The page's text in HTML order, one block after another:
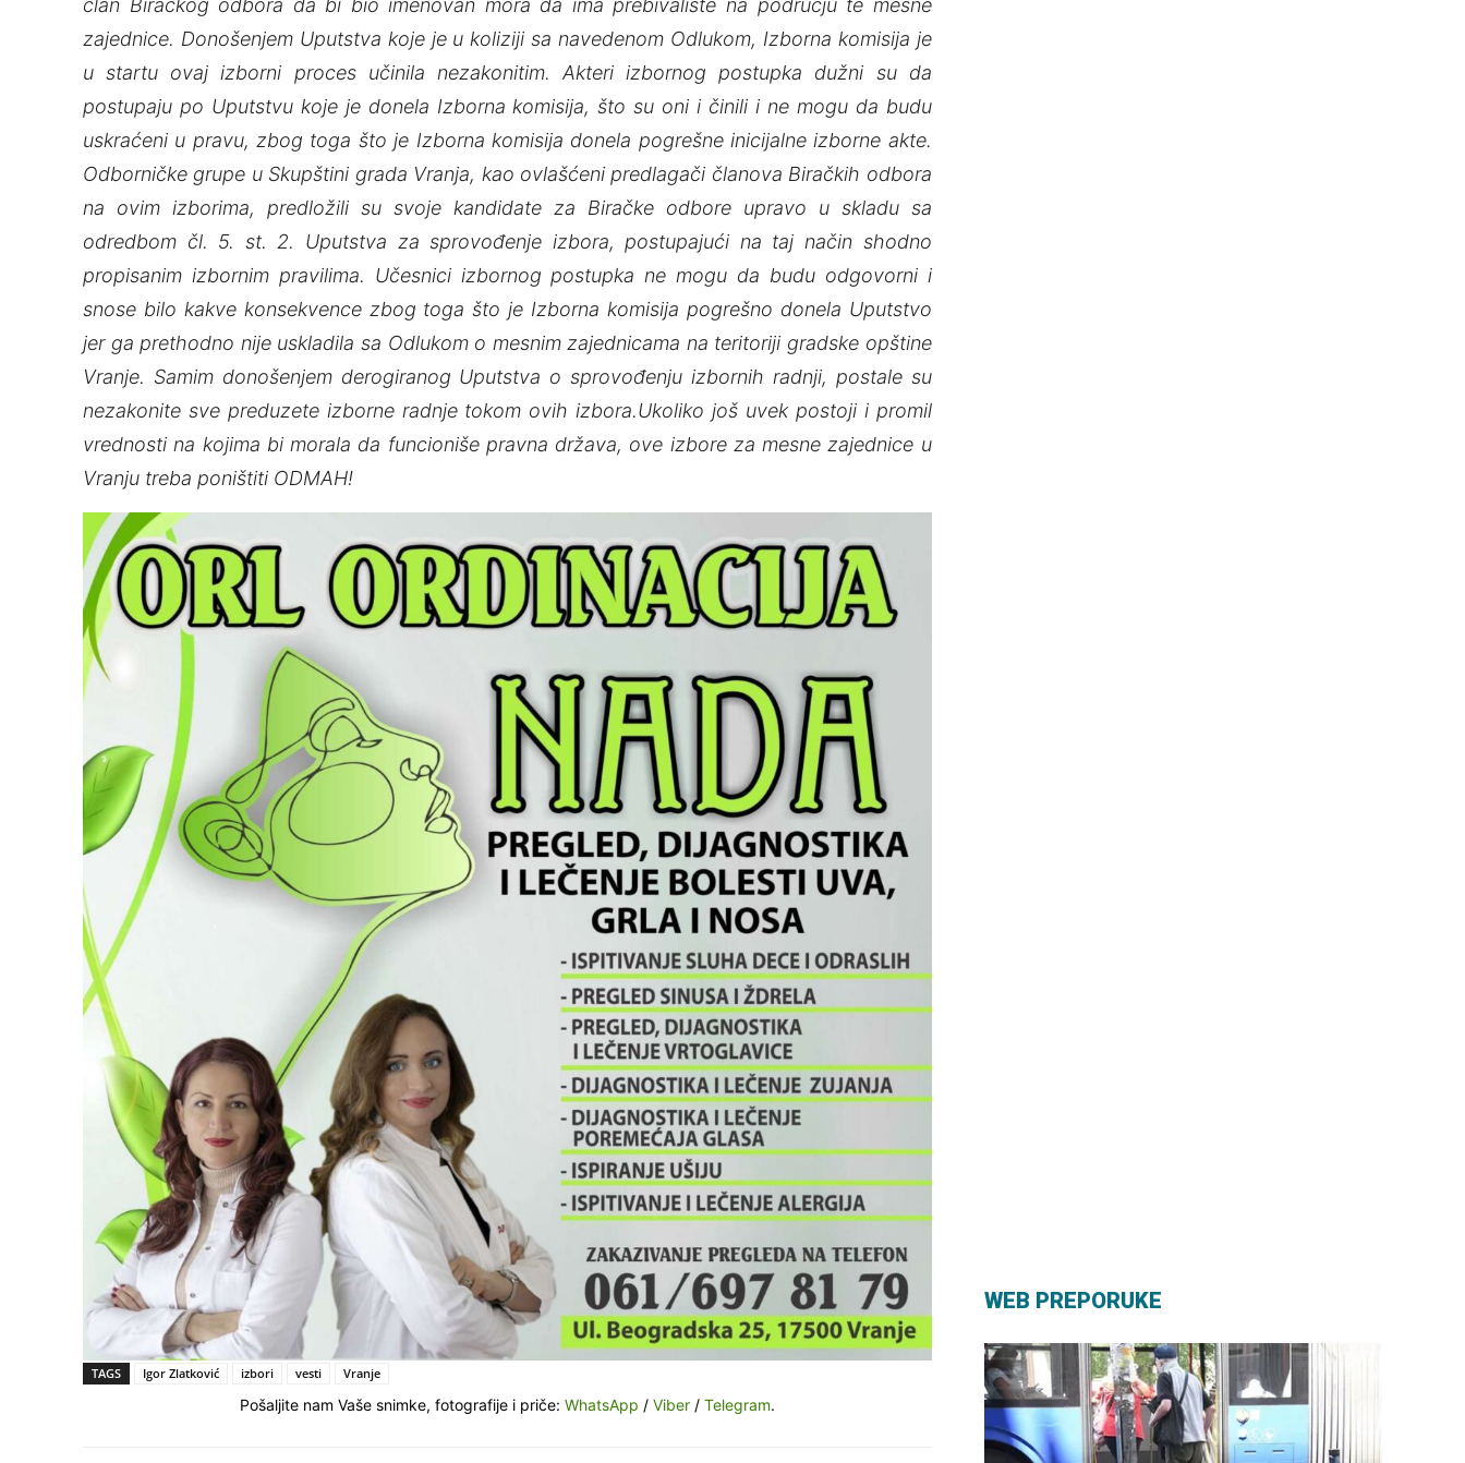
zajednice. Donošenjem Uputstva koje je u koliziji sa navedenom Odlukom, Izborna komisija je
u startu ovaj izborni proces učinila nezakonitim. Akteri izbornog postupka dužni su da
postupaju po Uputstvu koje je donela Izborna komisija, što su oni i činili i ne mogu da budu
uskraćeni u pravu, zbog toga što je Izborna komisija donela pogrešne inicijalne izborne akte.
Odborničke grupe u Skupštini grada Vranja, kao ovlašćeni predlagači članova Biračkih odbora
na ovim izborima, predložili su svoje kandidate za Biračke odbore upravo u skladu sa
odredbom čl. 5. st. 2. Uputstva za sprovođenje izbora, postupajući na taj način shodno
propisanim izbornim pravilima. Učesnici izbornog postupka ne mogu da budu odgovorni i
snose bilo kakve konsekvence zbog toga što je Izborna komisija pogrešno donela Uputstvo
jer ga prethodno nije uskladila sa Odlukom o mesnim zajednicama na teritoriji gradske opštine
Vranje. Samim donošenjem derogiranog Uputstva o sprovođenju izbornih radnji, postale su
nezakonite sve preduzete izborne radnje tokom ovih izbora.Ukoliko još uvek postoji i promil
vrednosti na kojima bi morala da funcioniše pravna država, ove izbore za mesne zajednice u
Vranju treba poništiti ODMAH!
TAGS Igor Zlatković izbori vesti Vranje
Pošaljite nam Vaše snimke, fotografije i priče: WhatsApp / Viber/ Telegram.